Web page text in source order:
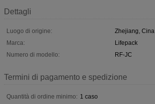
Dettagli
Luogo di origine:
Zhejiang, Cina
Marca:
Lifepack
Numero di modello:
RF-JC
Termini di pagamento e spedizione
Quantità di ordine minimo: 1 caso